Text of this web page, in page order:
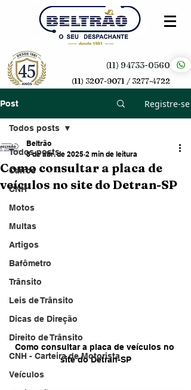
(11) 94733-0560
(11) 3207-9071 / 3277-4722
Post Registre-se
Todos posts
Carros
CNH
Motos
Multas
Artigos
Bafômetro
Trânsito
Leis de Trânsito
Dicas de Direção
Direito de Trânsito
CNH - Carteira de Motorista
Veículos
Todos posts
Como consultar a placa de
veículos no site do Detran-SP
Beltrão
8 de abr. de 2025 2 min de leitura
Como consultar a placa de veículos no
site do Detran-SP